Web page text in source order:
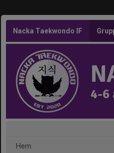
Nacka Taekwondo IF
4-6
Hem